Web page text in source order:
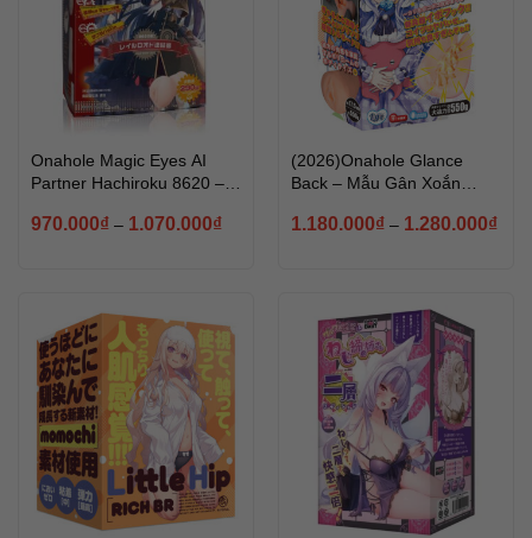
Onahole Magic Eyes AI
Partner Hachiroku 8620 –
Bản Collab Chính Hãng
970.000₫– 1.070.000₫
(2026)Onahole Glance
Back – Mẫu Gân Xoắn
độc lạ
1.180.000₫– 1.280.000₫